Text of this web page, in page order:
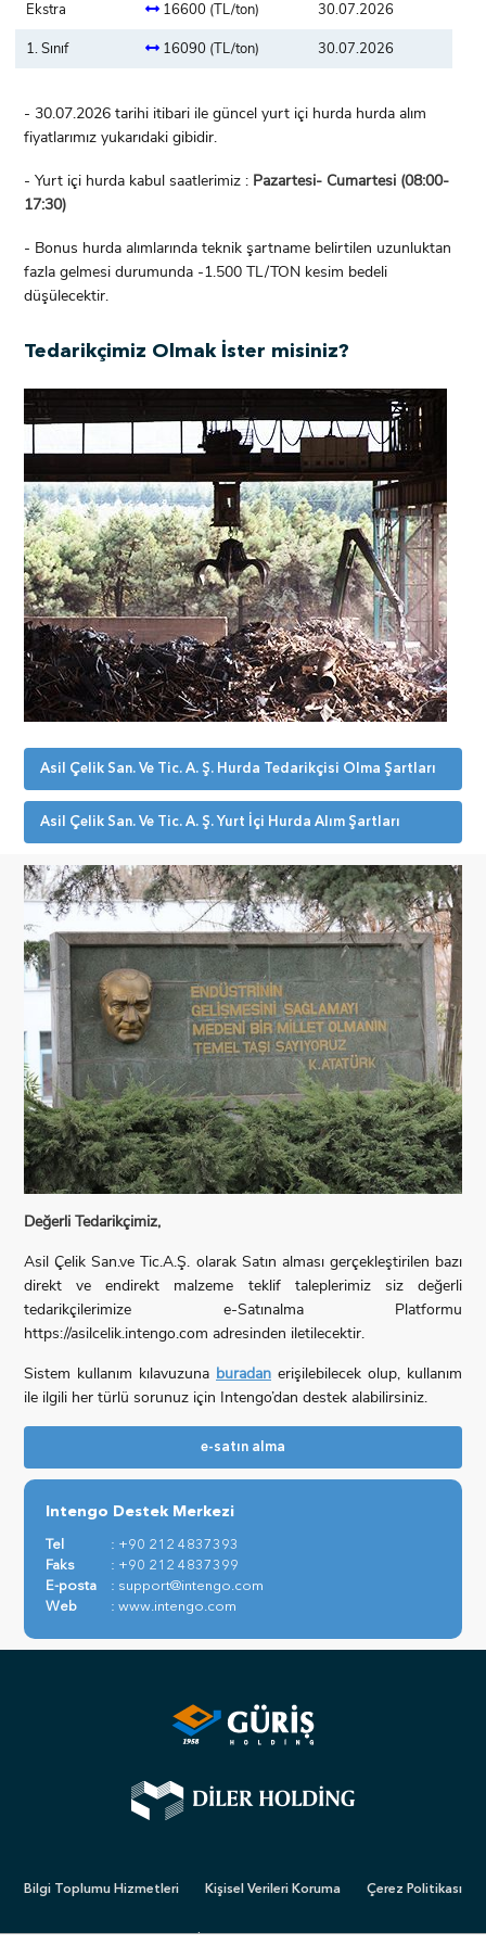
Ekstra
16600 (TL/ton)
30.07.2026
1. Sınıf
16090 (TL/ton) 30.07.2026
- 30.07.2026 tarihi itibari ile güncel yurt içi hurda hurda alım
fiyatlarımız yukarıdaki gibidir.
- Yurt içi hurda kabul saatlerimiz : Pazartesi- Cumartesi (08:00-
17:30)
- Bonus hurda alımlarında teknik şartname belirtilen uzunluktan
fazla gelmesi durumunda -1.500 TL/TON kesim bedeli
düşülecektir.
Tedarikçimiz Olmak İster misiniz?
Asil Çelik San. Ve Tic. A. Ş. Hurda Tedarikçisi Olma Şartları
Asil Çelik San. Ve Tic. A. Ş. Yurt İçi Hurda Alım Şartları
Değerli Tedarikçimiz,
Asil Çelik San.ve Tic.A.Ş. olarak Satın alması gerçekleştirilen bazı
direkt ve endirekt malzeme teklif taleplerimiz siz değerli
tedarikçilerimize e-Satınalma Platformu
https://asilcelik.intengo.com adresinden iletilecektir.
Sistem kullanım kılavuzuna buradan erişilebilecek olup, kullanım
ile ilgili her türlü sorunuz için Intengo’dan destek alabilirsiniz.
e-satın alma
Intengo Destek Merkezi
Tel
: +90 212 4837393
Faks
: +90 212 4837399
E-posta
: support@intengo.com
Web
:www.intengo.com
Bilgi Toplumu Hizmetleri Kişisel Verileri Koruma Çerez Politikası